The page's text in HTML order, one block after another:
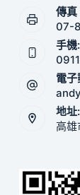
傳真
07-
手機:
電子
地址:
高